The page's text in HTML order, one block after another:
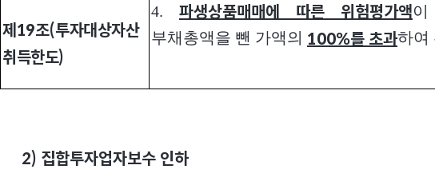
제19조(투자대상자산
취득한도)
4. 파생상품매매에 따른 위험평가액이
부채총액을 뺀 가액의 100%를 초과하여
2) 집합투자업자보수 인하